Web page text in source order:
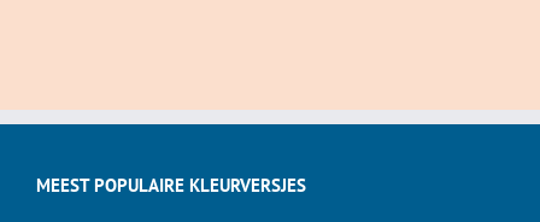
MEEST POPULAIRE KLEURVERSJES